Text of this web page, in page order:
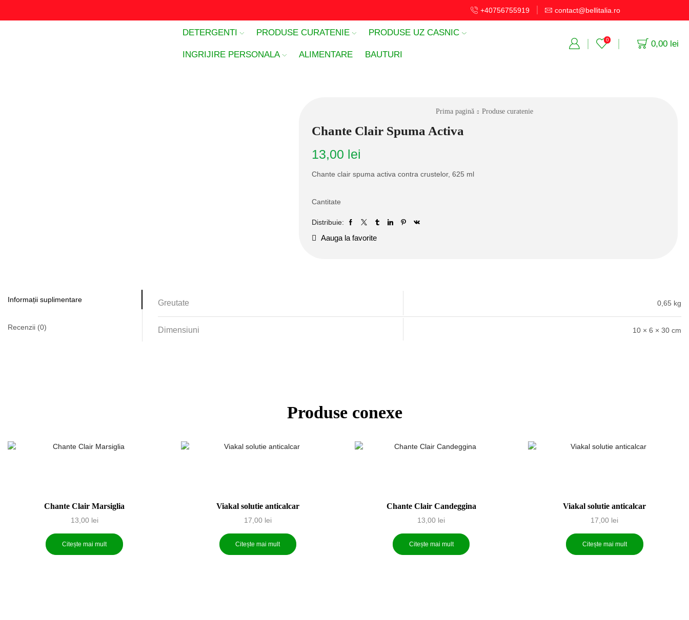
+40756755919 contact@bellitalia.ro
DETERGENTI PRODUSE CURATENIE PRODUSE UZ CASNIC
INGRIJIRE PERSONALA ALIMENTARE BAUTURI
0 0,00 lei
Prima pagină Produse curatenie
Chante Clair Spuma Activa
13,00 lei
Chante clair spuma activa contra crustelor, 625 ml
Cantitate
Distribuie:
Aauga la favorite
Informații suplimentare
Recenzii (0)
Greutate 0,65 kg
Dimensiuni 10 × 6 × 30 cm
Produse conexe
Chante Clair Marsiglia
13,00 lei
Citește mai mult
Viakal solutie anticalcar
17,00 lei
Citește mai mult
Chante Clair Candeggina
13,00 lei
Citește mai mult
Viakal solutie anticalcar
17,00 lei
Citește mai mult